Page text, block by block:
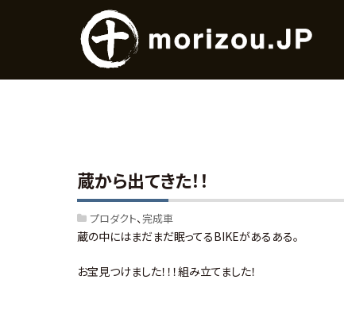
蔵から出てきた！！
プロダクト 完成車
蔵の中にはまだまだ眠ってるBIKEがあるある。
お宝見つけました！！！組み立てました！